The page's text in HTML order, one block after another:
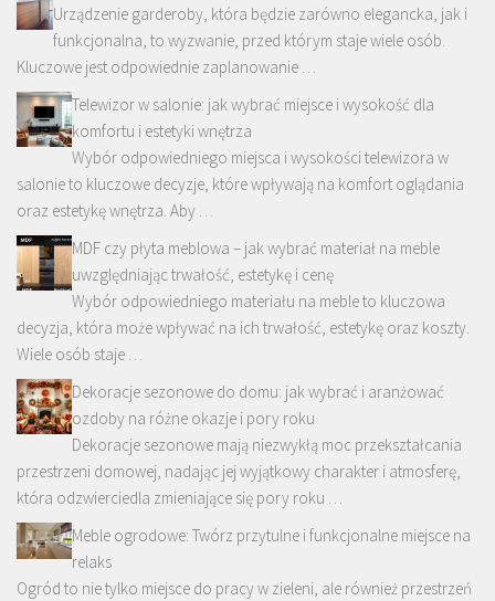
Urządzenie garderoby, która będzie zarówno elegancka, jak i
funkcjonalna, to wyzwanie, przed którym staje wiele osób.
Kluczowe jest odpowiednie zaplanowanie …
Telewizor w salonie: jak wybrać miejsce i wysokość dla
komfortu i estetyki wnętrza
Wybór odpowiedniego miejsca i wysokości telewizora w
salonie to kluczowe decyzje, które wpływają na komfort oglądania
oraz estetykę wnętrza. Aby …
MDF czy płyta meblowa – jak wybrać materiał na meble
uwzględniając trwałość, estetykę i cenę
Wybór odpowiedniego materiału na meble to kluczowa
decyzja, która może wpływać na ich trwałość, estetykę oraz koszty.
Wiele osób staje …
Dekoracje sezonowe do domu: jak wybrać i aranżować
ozdoby na różne okazje i pory roku
Dekoracje sezonowe mają niezwykłą moc przekształcania
przestrzeni domowej, nadając jej wyjątkowy charakter i atmosferę,
która odzwierciedla zmieniające się pory roku …
Meble ogrodowe: Twórz przytulne i funkcjonalne miejsce na
relaks
Ogród to nie tylko miejsce do pracy w zieleni, ale również przestrzeń